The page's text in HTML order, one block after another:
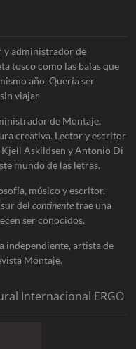
y administrador de
tosco como las balas que
año. Quería ser
viajar
de Montaje.
creativa. Lector y escritor
Kjell Askildsen y Antonio Di
mundo de las letras.
músico y escritor.
delcontinentetrae una
ser conocidos.
independiente, artista de
Montaje.
Internacional ERGO